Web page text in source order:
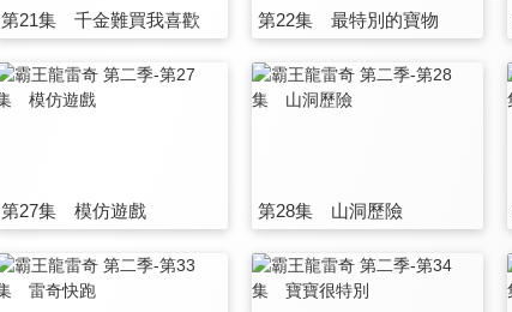
第21集 千金難買我喜歡 第22集 最特別的寶物
第27集 模仿遊戲 第28集 山洞歷險